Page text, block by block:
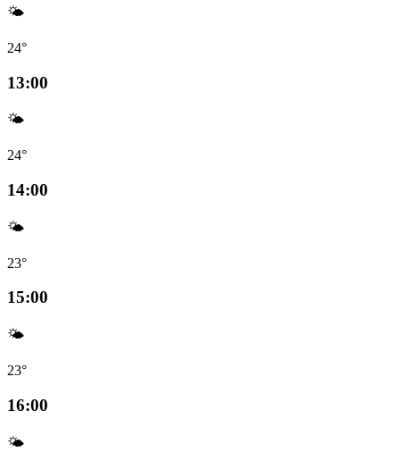
🌤️
24°
13:00
🌤️
24°
14:00
🌤️
23°
15:00
🌤️
23°
16:00
🌤️